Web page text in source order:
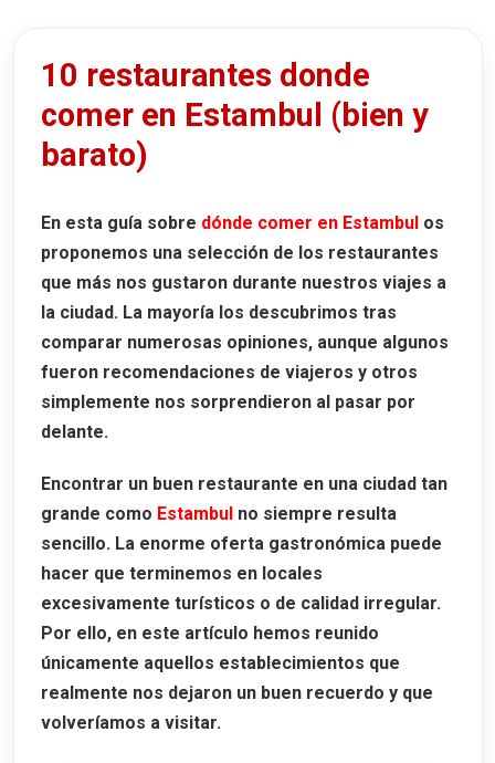
Qué comer en Estambul: platos típicos, postres y
Platos típicos de Estambul
Postres típicos turcos
22 lugares que ver en Estambul
Santa Sofía
Visitar Santa Sofía
Mezquita Azul
Cisterna Basílica
Un consejo:
Hipódromo de Estambul
Palacio Topkapi
Un lugar especial:
Palacio de Dolmabahçe
Un consejo:
10 restaurantes donde
comer en Estambul (bien y
barato)
En esta guía sobre dónde comer en Estambul os
proponemos una selección de los restaurantes
que más nos gustaron durante nuestros viajes a
la ciudad. La mayoría los descubrimos tras
comparar numerosas opiniones, aunque algunos
fueron recomendaciones de viajeros y otros
simplemente nos sorprendieron al pasar por
delante.
Encontrar un buen restaurante en una ciudad tan
grande como Estambul no siempre resulta
sencillo. La enorme oferta gastronómica puede
hacer que terminemos en locales
excesivamente turísticos o de calidad irregular.
Por ello, en este artículo hemos reunido
únicamente aquellos establecimientos que
realmente nos dejaron un buen recuerdo y que
volveríamos a visitar.